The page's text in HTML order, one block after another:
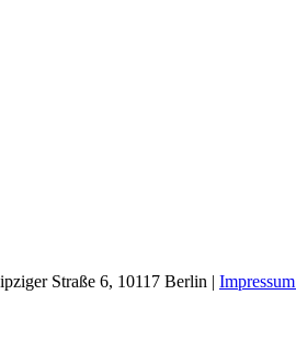
Straße 6, 10117 Berlin | Impressum